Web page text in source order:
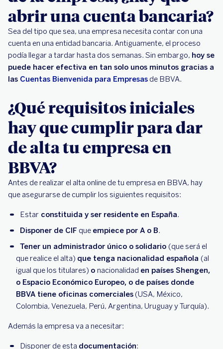
abrir una cuenta bancaria?
Sea del tipo que sea, una empresa necesita contar con una
cuenta en una entidad bancaria. Antiguamente, el proceso
podía llegar a tardar hasta dos semanas. Sin embargo, hoy se
puede hacer efectiva en tan solo unos minutos gracias a
las Cuentas Bienvenida para Empresas de BBVA.
¿Qué requisitos iniciales
hay que cumplir para dar
de alta tu empresa en
BBVA?
Antes de realizar el alta online de tu empresa en BBVA, hay
que asegurarse de cumplir los siguientes requisitos:
Estar constituida y ser residente en España.
Disponer de CIF que empiece por A o B.
Tener un administrador único o solidario (que será el
que realice el alta) que tenga nacionalidad española (al
igual que los titulares) o nacionalidad en países Shengen,
o Espacio Económico Europeo, o de países donde
BBVA tiene oficinas comerciales (USA, México,
Colombia, Venezuela, Perú, Argentina, Uruguay y Turquía).
Además la empresa va a necesitar:
Disponer de esta documentación: